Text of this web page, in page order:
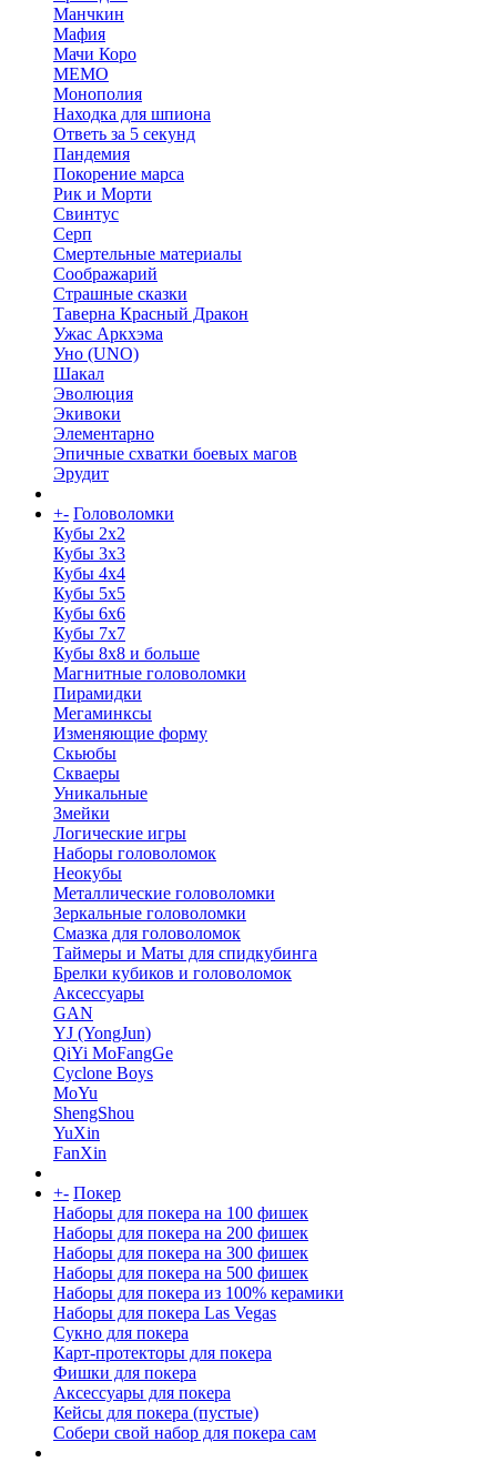
Манчкин
Мафия
Мачи Коро
МЕМО
Монополия
Находка для шпиона
Ответь за 5 секунд
Пандемия
Покорение марса
Рик и Морти
Свинтус
Серп
Смертельные материалы
Соображарий
Страшные сказки
Таверна Красный Дракон
Ужас Аркхэма
Уно (UNO)
Шакал
Эволюция
Экивоки
Элементарно
Эпичные схватки боевых магов
Эрудит
+- Головоломки
Кубы 2х2
Кубы 3х3
Кубы 4x4
Кубы 5х5
Кубы 6х6
Кубы 7х7
Кубы 8х8 и больше
Магнитные головоломки
Пирамидки
Мегаминксы
Изменяющие форму
Скьюбы
Скваеры
Уникальные
Змейки
Логические игры
Наборы головоломок
Неокубы
Металлические головоломки
Зеркальные головоломки
Смазка для головоломок
Таймеры и Маты для спидкубинга
Брелки кубиков и головоломок
Аксессуары
GAN
YJ (YongJun)
QiYi MoFangGe
Cyclone Boys
MoYu
ShengShou
YuXin
FanXin
+- Покер
Наборы для покера на 100 фишек
Наборы для покера на 200 фишек
Наборы для покера на 300 фишек
Наборы для покера на 500 фишек
Наборы для покера из 100% керамики
Наборы для покера Las Vegas
Сукно для покера
Карт-протекторы для покера
Фишки для покера
Аксессуары для покера
Кейсы для покера (пустые)
Собери свой набор для покера сам